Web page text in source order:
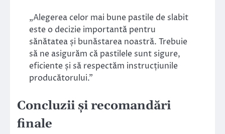
„Alegerea celor mai bune pastile de slabit
este o decizie importantă pentru
sănătatea și bunăstarea noastră. Trebuie
să ne asigurăm că pastilele sunt sigure,
eficiente și să respectăm instrucțiunile
producătorului.”
Concluzii și recomandări
finale